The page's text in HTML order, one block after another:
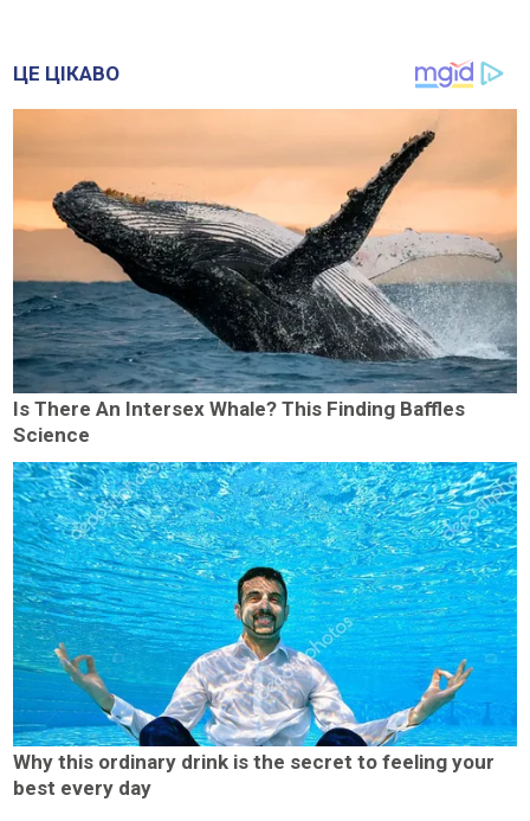
ЦЕ ЦІКАВО
Is There An Intersex Whale? This Finding Baffles
Science
Why this ordinary drink is the secret to feeling your
best every day